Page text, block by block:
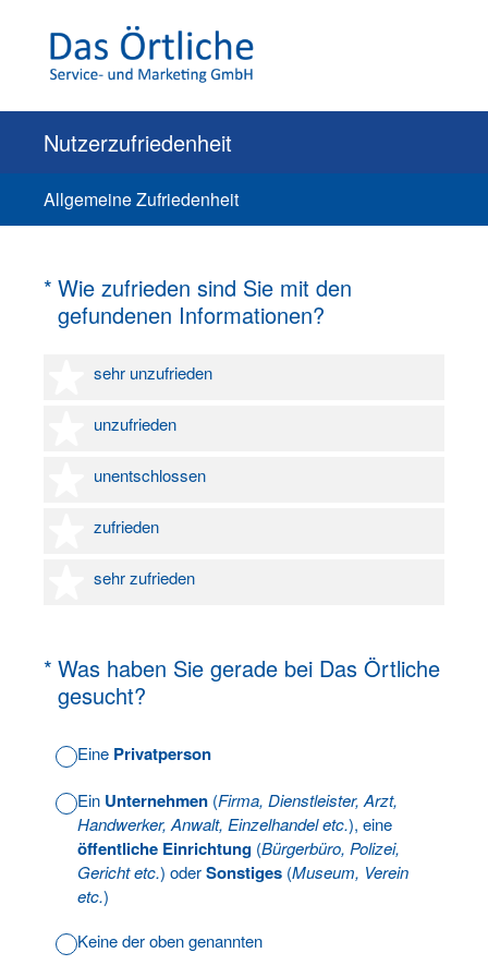
Nutzerzufriedenheit
Allgemeine Zufriedenheit
* Wie zufrieden sind Sie mit den
gefundenen Informationen?
(Erforderlich.)
sehr unzufrieden
1 Stern
unzufrieden
2 Sterne
unentschlossen
3 Sterne
zufrieden
4 Sterne
sehr zufrieden
5 Sterne
* Was haben Sie gerade bei Das Örtliche
gesucht?
(Erforderlich.)
Eine Privatperson
Ein Unternehmen (Firma, Dienstleister, Arzt,
Handwerker, Anwalt, Einzelhandel etc.), eine
öffentliche Einrichtung (Bürgerbüro, Polizei,
Gericht etc.) oderSonstiges (Museum, Verein
etc.)
Keine der oben genannten